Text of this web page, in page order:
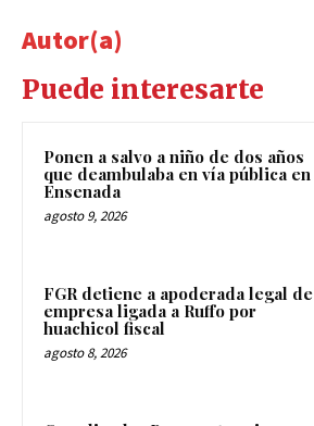
Autor(a)
Puede interesarte
Ponen a salvo a niño de dos años
que deambulaba en vía pública en
Ensenada
agosto 9, 2026
FGR detiene a apoderada legal de
empresa ligada a Ruffo por
huachicol fiscal
agosto 8, 2026